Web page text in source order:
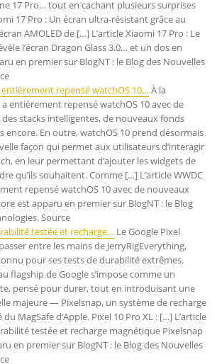
17 Pro… tout en cachant plusieurs surprises
17 Pro : Un écran ultra-résistant grâce au
AMOLED de […] L’article Xiaomi 17 Pro : Le
l’écran Dragon Glass 3.0… et un dos en
en premier sur BlogNT : le Blog des Nouvelles
entièrement repensé watchOS 10…À la
a entièrement repensé watchOS 10 avec de
stacks intelligentes, de nouveaux fonds
encore. En outre, watchOS 10 prend désormais
façon qui permet aux utilisateurs d’interagir
en leur permettant d’ajouter les widgets de
qu’ils souhaitent. Comme […] L’article WWDC
repensé watchOS 10 avec de nouveaux
est apparu en premier sur BlogNT : le Blog
Source
testée et recharge… Le Google Pixel
entre les mains de JerryRigEverything,
pour ses tests de durabilité extrêmes.
flagship de Google s’impose comme un
pensé pour durer, tout en introduisant une
majeure — Pixelsnap, un système de recharge
MagSafe d’Apple. Pixel 10 Pro XL : […] L’article
testée et recharge magnétique Pixelsnap
en premier sur BlogNT : le Blog des Nouvelles